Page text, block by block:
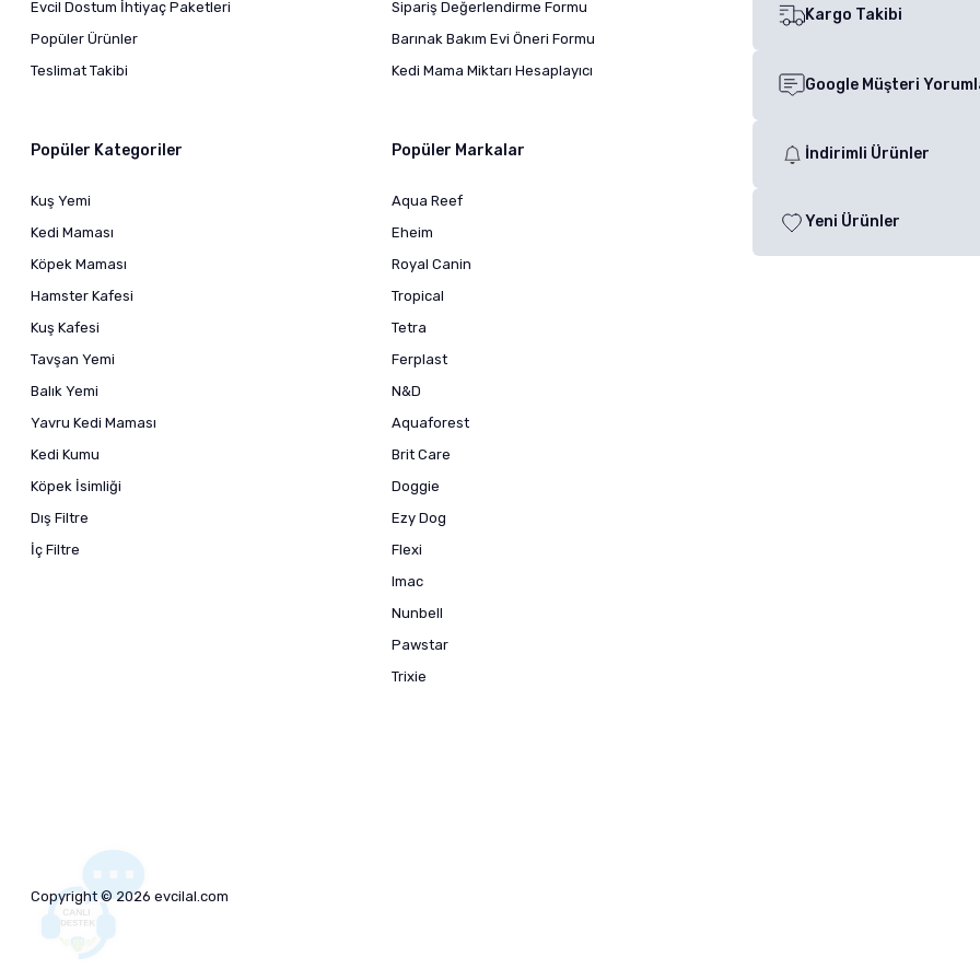
Evcil Dostum İhtiyaç Paketleri
Popüler Ürünler
Teslimat Takibi
Sipariş Değerlendirme Formu
Barınak Bakım Evi Öneri Formu
Kedi Mama Miktarı Hesaplayıcı
Popüler Kategoriler
Kuş Yemi
Kedi Maması
Köpek Maması
Hamster Kafesi
Kuş Kafesi
Tavşan Yemi
Balık Yemi
Yavru Kedi Maması
Kedi Kumu
Köpek İsimliği
Dış Filtre
İç Filtre
Popüler Markalar
Aqua Reef
Eheim
Royal Canin
Tropical
Tetra
Ferplast
N&D
Aquaforest
Brit Care
Doggie
Ezy Dog
Flexi
Imac
Nunbell
Pawstar
Trixie
Kargo Takibi
Google Müşteri
İndirimli Ürünler
Yeni Ürünler
Copyright © 2026 evcilal.com